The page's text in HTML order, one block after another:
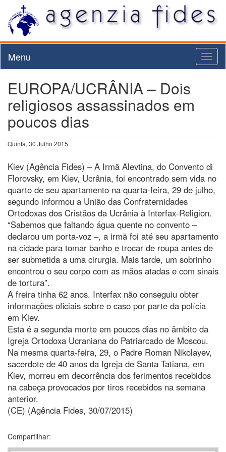
Menu
EUROPA/UCRÂNIA – Dois
religiosos assassinados em
poucos dias
Quinta, 30 Julho 2015
Kiev (Agência Fides) – A Irmã Alevtina, do Convento di
Florovsky, em Kiev, Ucrânia, foi encontrado sem vida no
quarto de seu apartamento na quarta-feira, 29 de julho,
segundo informou a União das Confraternidades
Ortodoxas dos Cristãos da Ucrânia à Interfax-Religion.
“Sabemos que faltando água quente no convento –
declarou um porta-voz –, a irmã foi até seu apartamento
na cidade para tomar banho e trocar de roupa antes de
ser submetida a uma cirurgia. Mais tarde, um sobrinho
encontrou o seu corpo com as mãos atadas e com sinais
de tortura”.
A freira tinha 62 anos. Interfax não conseguiu obter
informações oficiais sobre o caso por parte da polícia
em Kiev.
Esta é a segunda morte em poucos dias no âmbito da
Igreja Ortodoxa Ucraniana do Patriarcado de Moscou.
Na mesma quarta-feira, 29, o Padre Roman Nikolayev,
sacerdote de 40 anos da Igreja de Santa Tatiana, em
Kiev, morreu em decorrência dos ferimentos recebidos
na cabeça provocados por tiros recebidos na semana
anterior.
(CE) (Agência Fides, 30/07/2015)
Compartilhar: